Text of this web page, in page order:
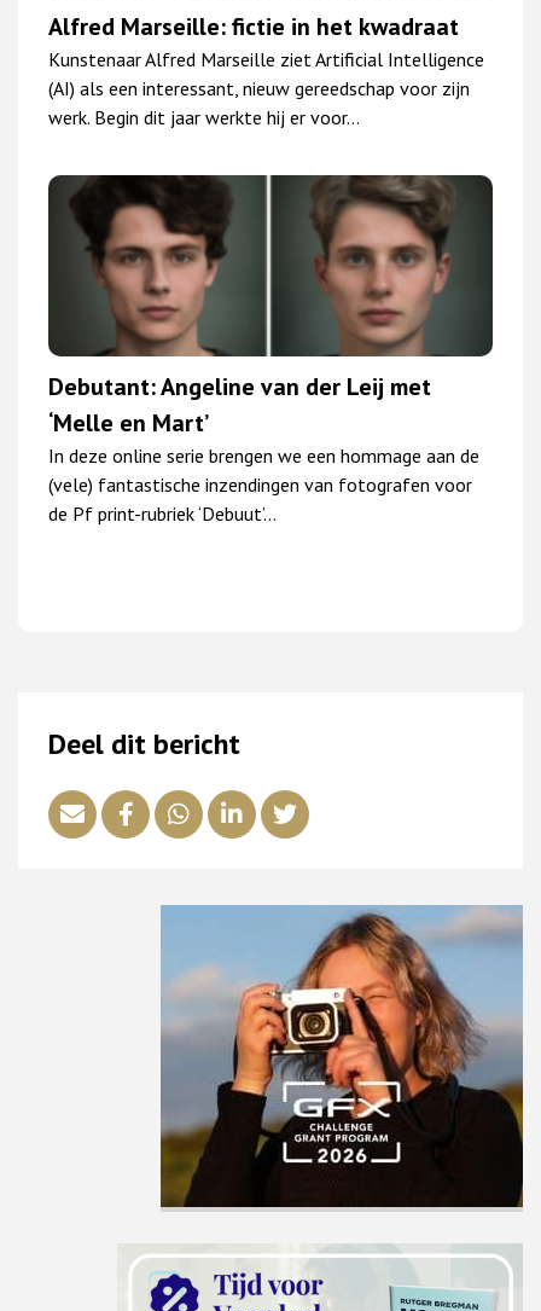
Alfred Marseille: fictie in het kwadraat
Kunstenaar Alfred Marseille ziet Artificial Intelligence
(AI) als een interessant, nieuw gereedschap voor zijn
werk. Begin dit jaar werkte hij er voor…
Debutant: Angeline van der Leij met
‘Melle en Mart’
In deze online serie brengen we een hommage aan de
(vele) fantastische inzendingen van fotografen voor
de Pf print-rubriek ‘Debuut’…
Deel dit bericht